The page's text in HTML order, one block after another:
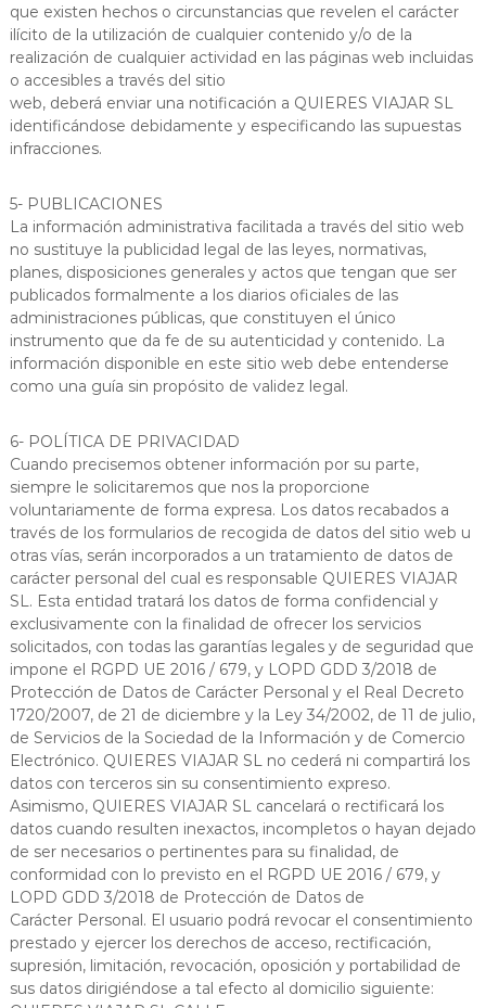
que existen hechos o circunstancias que revelen el carácter
ilícito de la utilización de cualquier contenido y/o de la
realización de cualquier actividad en las páginas web incluidas
o accesibles a través del sitio
web, deberá enviar una notificación a QUIERES VIAJAR SL
identificándose debidamente y especificando las supuestas
infracciones.
5- PUBLICACIONES
La información administrativa facilitada a través del sitio web
no sustituye la publicidad legal de las leyes, normativas,
planes, disposiciones generales y actos que tengan que ser
publicados formalmente a los diarios oficiales de las
administraciones públicas, que constituyen el único
instrumento que da fe de su autenticidad y contenido. La
información disponible en este sitio web debe entenderse
como una guía sin propósito de validez legal.
6- POLÍTICA DE PRIVACIDAD
Cuando precisemos obtener información por su parte,
siempre le solicitaremos que nos la proporcione
voluntariamente de forma expresa. Los datos recabados a
través de los formularios de recogida de datos del sitio web u
otras vías, serán incorporados a un tratamiento de datos de
carácter personal del cual es responsable QUIERES VIAJAR
SL. Esta entidad tratará los datos de forma confidencial y
exclusivamente con la finalidad de ofrecer los servicios
solicitados, con todas las garantías legales y de seguridad que
impone el RGPD UE 2016 / 679, y LOPD GDD 3/2018 de
Protección de Datos de Carácter Personal y el Real Decreto
1720/2007, de 21 de diciembre y la Ley 34/2002, de 11 de julio,
de Servicios de la Sociedad de la Información y de Comercio
Electrónico. QUIERES VIAJAR SL no cederá ni compartirá los
datos con terceros sin su consentimiento expreso.
Asimismo, QUIERES VIAJAR SL cancelará o rectificará los
datos cuando resulten inexactos, incompletos o hayan dejado
de ser necesarios o pertinentes para su finalidad, de
conformidad con lo previsto en el RGPD UE 2016 / 679, y
LOPD GDD 3/2018 de Protección de Datos de
Carácter Personal. El usuario podrá revocar el consentimiento
prestado y ejercer los derechos de acceso, rectificación,
supresión, limitación, revocación, oposición y portabilidad de
sus datos dirigiéndose a tal efecto al domicilio siguiente: